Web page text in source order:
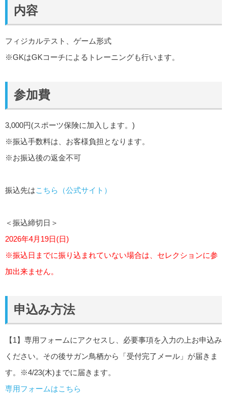
内容
フィジカルテスト、ゲーム形式
※GKはGKコーチによるトレーニングも行います。
参加費
3,000円(スポーツ保険に加入します。)
※振込手数料は、お客様負担となります。
※お振込後の返金不可
振込先はこちら（公式サイト）
＜振込締切日＞
2026年4月19日(日)
※振込日までに振り込まれていない場合は、セレクションに参
加出来ません。
申込み方法
【1】専用フォームにアクセスし、必要事項を入力の上お申込み
ください。その後サガン鳥栖から「受付完了メール」が届きま
す。※4/23(木)までに届きます。
専用フォームはこちら